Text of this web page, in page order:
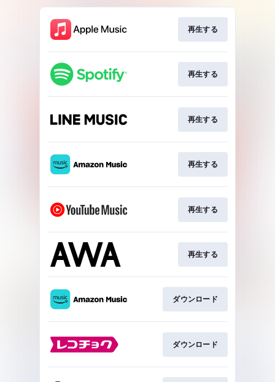
再生する
再生する
再生する
再生する
再生する
再生する
ダウンロード
ダウンロード